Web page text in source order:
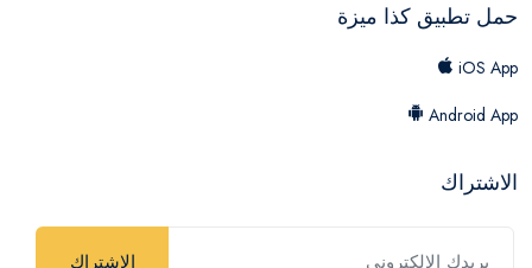
حمل تطبيق كذا ميزة
iOS App
Android App
الاشتراك
الاشتراك